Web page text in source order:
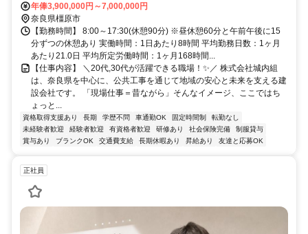
年俸3,900,000円～7,000,000円
奈良県橿原市
【勤務時間】 8:00～17:30(休憩90分) ※昼休憩60分と午前午後に15
分ずつの休憩あり 実働時間：1日あたり8時間 平均勤務日数：1ヶ月
あたり21.0日 平均所定労働時間：1ヶ月168時間...
【仕事内容】 ＼20代,30代が活躍できる職場！✨／ 株式会社城内組
は、奈良県を中心に、公共工事を通じて地域の安心と未来を支える建
設会社です。 「現場仕事＝昔ながら」そんなイメージ、ここではち
ょっと...
資格取得支援あり 長期 学歴不問 車通勤OK 固定時間制
転勤なし
未経験者歓迎
経験者歓迎 有資格者歓迎 研修あり 社会保険完備
制服貸与
賞与あり
ブランクOK 交通費支給 長期休暇あり 昇給あり 友達と応募OK
正社員